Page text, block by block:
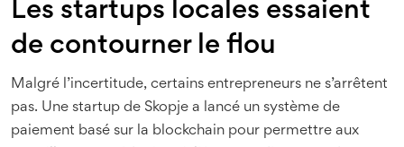
Les startups locales essaient
de contourner le flou
Malgré l’incertitude, certains entrepreneurs ne s’arrêtent
pas. Une startup de Skopje a lancé un système de
paiement basé sur la blockchain pour permettre aux